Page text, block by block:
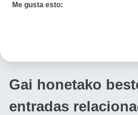
Me gusta esto:
Gai honetako
entradas